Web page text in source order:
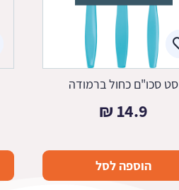
סט סכו"ם כחול ברמודה
14.9
₪
הוספה לסל